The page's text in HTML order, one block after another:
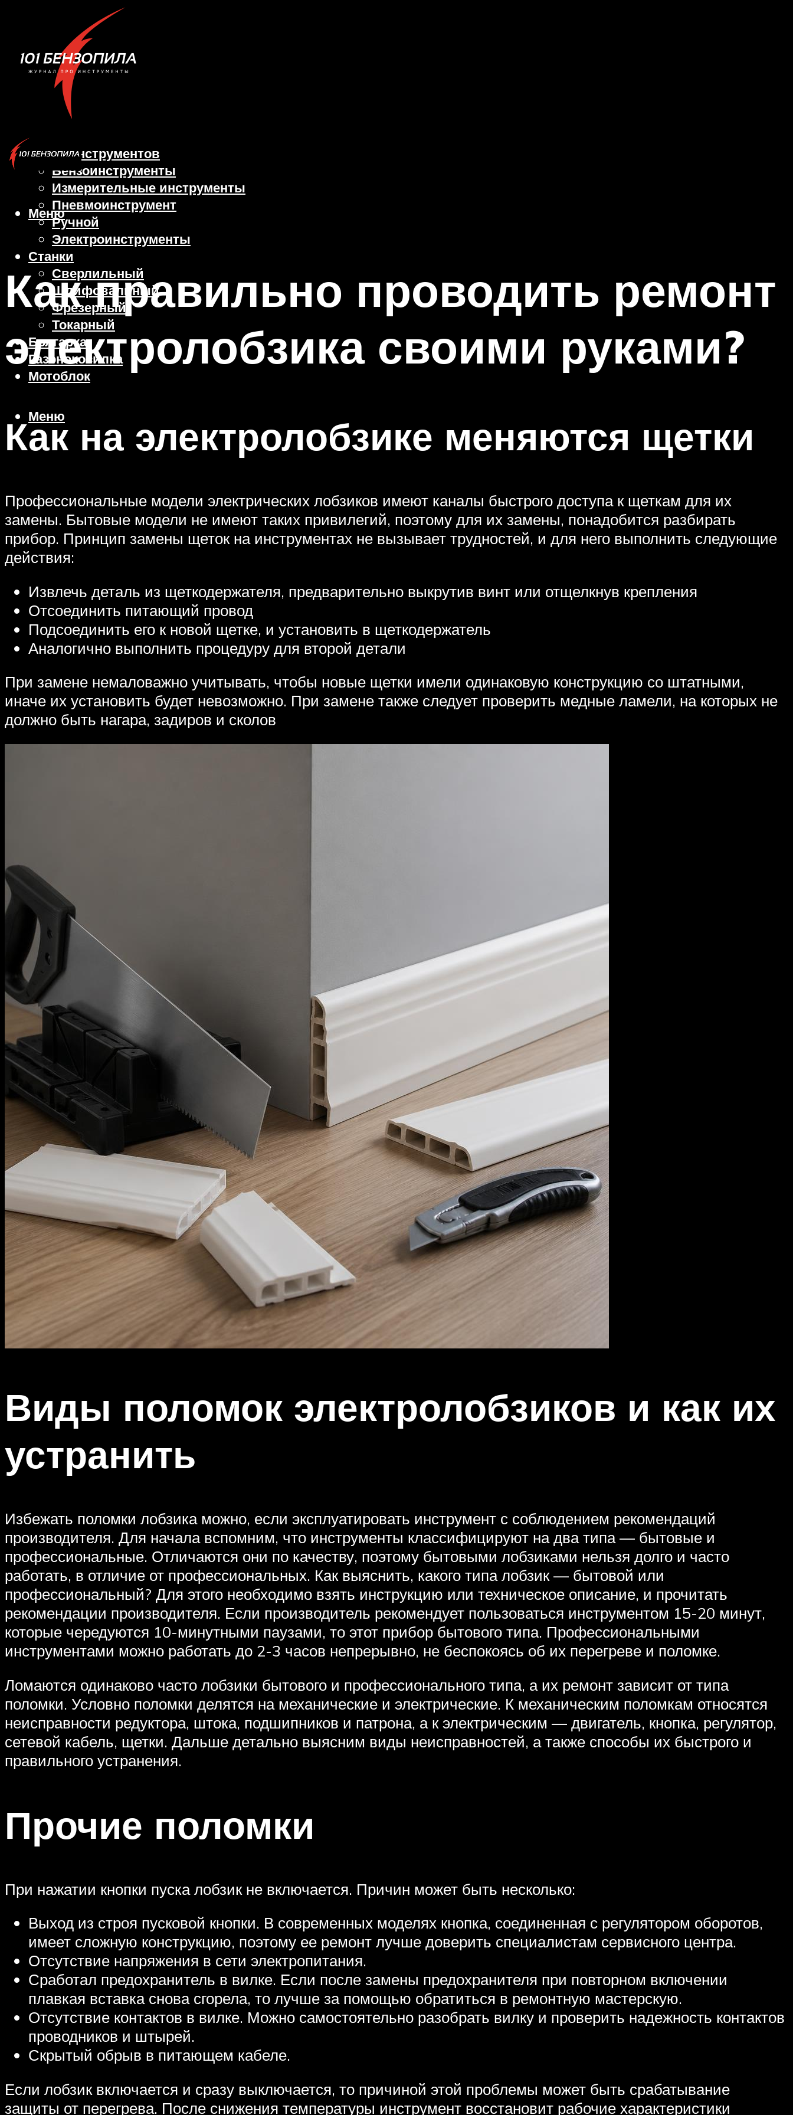
Виды инструментов
Бензоинструменты
Измерительные инструменты
Пневмоинструмент
Ручной
Электроинструменты
Станки
Сверлильный
Шлифовальный
Фрезерный
Токарный
Болгарка
Газонокосилка
Мотоблок
Меню
Меню
Как правильно проводить ремонт
электролобзика своими руками?
Как на электролобзике меняются щетки
Профессиональные модели электрических лобзиков имеют каналы быстрого доступа к щеткам для их
замены. Бытовые модели не имеют таких привилегий, поэтому для их замены, понадобится разбирать
прибор. Принцип замены щеток на инструментах не вызывает трудностей, и для него выполнить следующие
действия:
Извлечь деталь из щеткодержателя, предварительно выкрутив винт или отщелкнув крепления
Отсоединить питающий провод
Подсоединить его к новой щетке, и установить в щеткодержатель
Аналогично выполнить процедуру для второй детали
При замене немаловажно учитывать, чтобы новые щетки имели одинаковую конструкцию со штатными,
иначе их установить будет невозможно. При замене также следует проверить медные ламели, на которых не
должно быть нагара, задиров и сколов
Виды поломок электролобзиков и как их
устранить
Избежать поломки лобзика можно, если эксплуатировать инструмент с соблюдением рекомендаций
производителя. Для начала вспомним, что инструменты классифицируют на два типа — бытовые и
профессиональные. Отличаются они по качеству, поэтому бытовыми лобзиками нельзя долго и часто
работать, в отличие от профессиональных. Как выяснить, какого типа лобзик — бытовой или
профессиональный? Для этого необходимо взять инструкцию или техническое описание, и прочитать
рекомендации производителя. Если производитель рекомендует пользоваться инструментом 15-20 минут,
которые чередуются 10-минутными паузами, то этот прибор бытового типа. Профессиональными
инструментами можно работать до 2-3 часов непрерывно, не беспокоясь об их перегреве и поломке.
Ломаются одинаково часто лобзики бытового и профессионального типа, а их ремонт зависит от типа
поломки. Условно поломки делятся на механические и электрические. К механическим поломкам относятся
неисправности редуктора, штока, подшипников и патрона, а к электрическим — двигатель, кнопка, регулятор,
сетевой кабель, щетки. Дальше детально выясним виды неисправностей, а также способы их быстрого и
правильного устранения.
Прочие поломки
При нажатии кнопки пуска лобзик не включается. Причин может быть несколько:
Выход из строя пусковой кнопки. В современных моделях кнопка, соединенная с регулятором оборотов,
имеет сложную конструкцию, поэтому ее ремонт лучше доверить специалистам сервисного центра.
Отсутствие напряжения в сети электропитания.
Сработал предохранитель в вилке. Если после замены предохранителя при повторном включении
плавкая вставка снова сгорела, то лучше за помощью обратиться в ремонтную мастерскую.
Отсутствие контактов в вилке. Можно самостоятельно разобрать вилку и проверить надежность контактов
проводников и штырей.
Скрытый обрыв в питающем кабеле.
Если лобзик включается и сразу выключается, то причиной этой проблемы может быть срабатывание
защиты от перегрева. После снижения температуры инструмент восстановит рабочие характеристики